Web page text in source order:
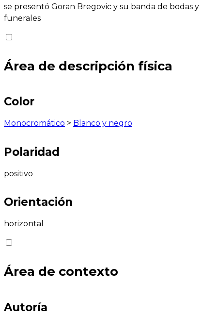
se presentó Goran Bregovic y su banda de bodas y
funerales
Área de descripción física
Color
Monocromático > Blanco y negro
Polaridad
positivo
Orientación
horizontal
Área de contexto
Autoría